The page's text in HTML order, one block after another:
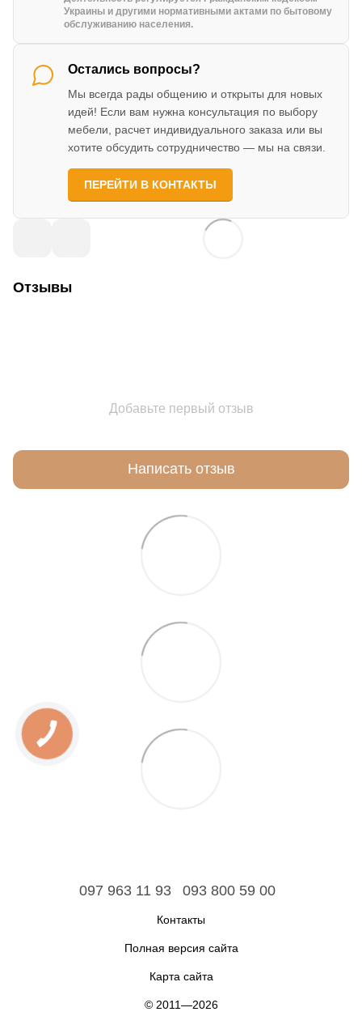
Украины и другими нормативными актами по бытовому
обслуживанию населения.
Остались вопросы?
Мы всегда рады общению и открыты для новых
идей! Если вам нужна консультация по выбору
мебели, расчет индивидуального заказа или вы
хотите обсудить сотрудничество — мы на связи.
ПЕРЕЙТИ В КОНТАКТЫ
Отзывы
Добавьте первый отзыв
Написать отзыв
097 963 11 93 093 800 59 00
Контакты
Полная версия сайта
Карта сайта
© 2011—2026